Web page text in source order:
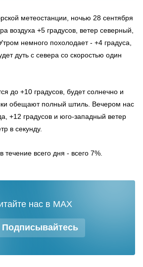
метеостанции, ночью 28 сентября
воздуха +5 градусов, ветер северный,
немного похолодает - +4 градуса,
дуть с севера со скоростью один
до +10 градусов, будет солнечно и
обещают полный штиль. Вечером нас
+12 градусов и юго-западный ветер
в секунду.
течение всего дня - всего 7%.
Подписывайтесь
нас в MAX